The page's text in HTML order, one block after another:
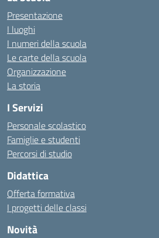
Presentazione
I luoghi
I numeri della scuola
Le carte della scuola
Organizzazione
La storia
I Servizi
Personale scolastico
Famiglie e studenti
Percorsi di studio
Didattica
Offerta formativa
I progetti delle classi
Novità